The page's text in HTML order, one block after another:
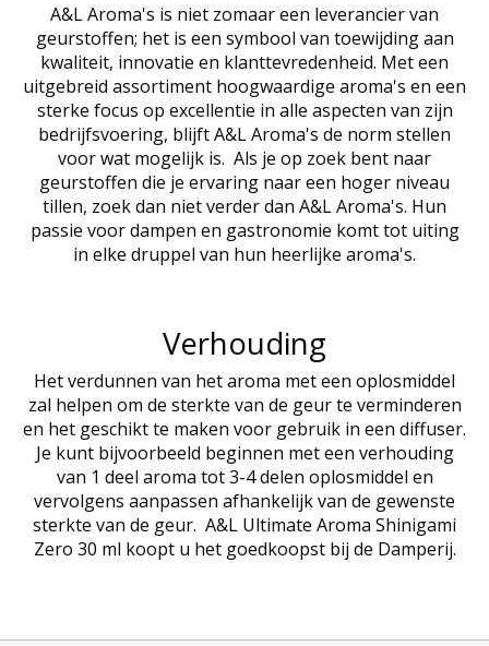
A&L Aroma's is niet zomaar een leverancier van
geurstoffen; het is een symbool van toewijding aan
kwaliteit, innovatie en klanttevredenheid. Met een
uitgebreid assortiment hoogwaardige aroma's en een
sterke focus op excellentie in alle aspecten van zijn
bedrijfsvoering, blijft A&L Aroma's de norm stellen
voor wat mogelijk is. Als je op zoek bent naar
geurstoffen die je ervaring naar een hoger niveau
tillen, zoek dan niet verder dan A&L Aroma's. Hun
passie voor dampen en gastronomie komt tot uiting
in elke druppel van hun heerlijke aroma's.
Verhouding
Het verdunnen van het aroma met een oplosmiddel
zal helpen om de sterkte van de geur te verminderen
en het geschikt te maken voor gebruik in een diffuser.
Je kunt bijvoorbeeld beginnen met een verhouding
van 1 deel aroma tot 3-4 delen oplosmiddel en
vervolgens aanpassen afhankelijk van de gewenste
sterkte van de geur. A&L Ultimate Aroma Shinigami
Zero 30 ml koopt u het goedkoopst bij de Damperij.